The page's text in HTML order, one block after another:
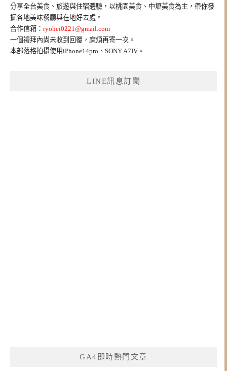
字:
分享全台美食、旅遊與住宿體驗，以桃園美食、中壢美食為主，帶你發
掘各地美味餐廳與在地好去處。
合作信箱： ryohei0221@gmail.com
一個禮拜內尚未收到回覆，麻煩再寄一次。
本部落格拍攝使用iPhone14pro、SONY A7IV。
LINE訊息訂閱
GA4即時熱門文章